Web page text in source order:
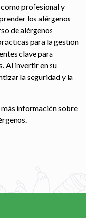
profesional y
los alérgenos
de alérgenos
para la gestión
clave para
Al invertir en su
la seguridad y la
información sobre